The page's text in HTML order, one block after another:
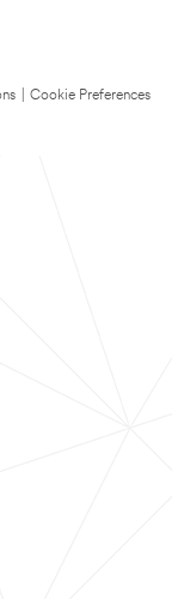
Cookie Preferences